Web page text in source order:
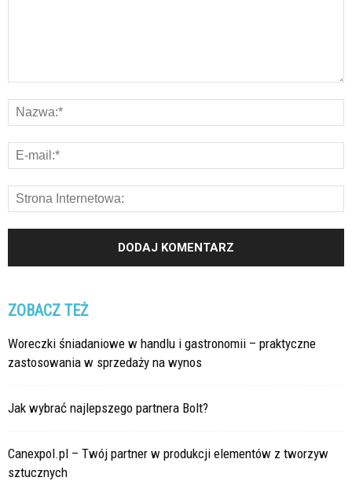
ZOBACZ TEŻ
Woreczki śniadaniowe w handlu i gastronomii – praktyczne
zastosowania w sprzedaży na wynos
Jak wybrać najlepszego partnera Bolt?
Canexpol.pl – Twój partner w produkcji elementów z tworzyw
sztucznych